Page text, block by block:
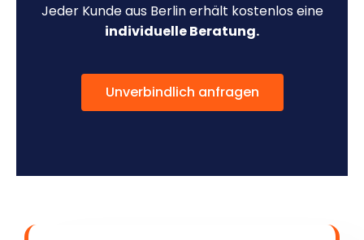
Jeder Kunde aus Berlin erhält kostenlos eine
individuelle Beratung.
Unverbindlich anfragen